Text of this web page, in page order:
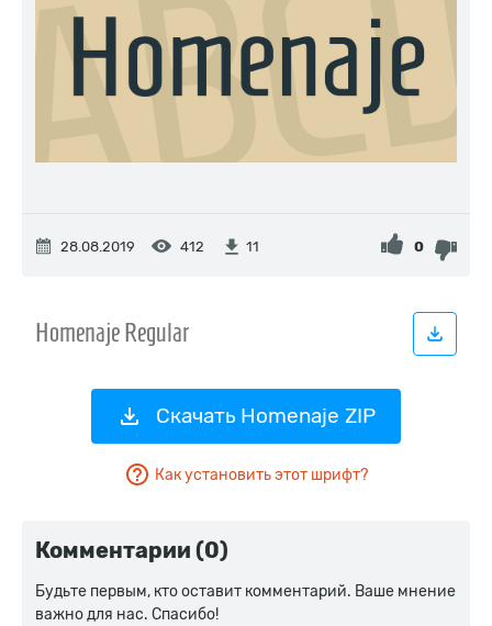
28.08.2019 412 11 0
Скачать Homenaje ZIP
Как установить этот шрифт?
Комментарии (0)
Будьте первым, кто оставит комментарий. Ваше мнение
важно для нас. Спасибо!